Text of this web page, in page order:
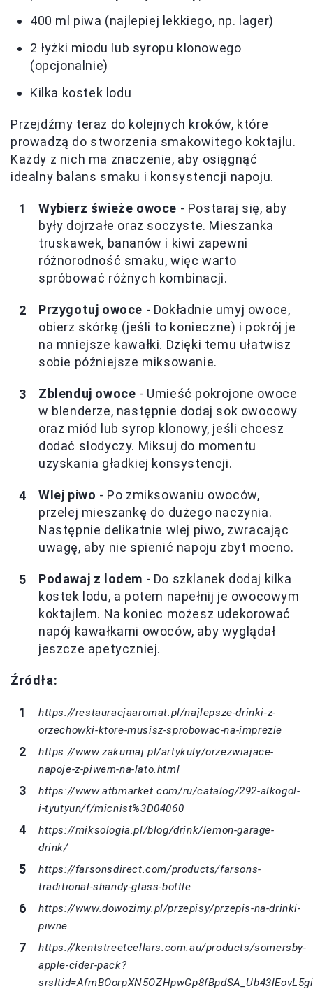
400 ml piwa (najlepiej lekkiego, np. lager)
2 łyżki miodu lub syropu klonowego
(opcjonalnie)
Kilka kostek lodu
Przejdźmy teraz do kolejnych kroków, które
prowadzą do stworzenia smakowitego koktajlu.
Każdy z nich ma znaczenie, aby osiągnąć
idealny balans smaku i konsystencji napoju.
Wybierz świeże owoce - Postaraj się, aby
były dojrzałe oraz soczyste. Mieszanka
truskawek, bananów i kiwi zapewni
różnorodność smaku, więc warto
spróbować różnych kombinacji.
Przygotuj owoce - Dokładnie umyj owoce,
obierz skórkę (jeśli to konieczne) i pokrój je
na mniejsze kawałki. Dzięki temu ułatwisz
sobie późniejsze miksowanie.
Zblenduj owoce - Umieść pokrojone owoce
w blenderze, następnie dodaj sok owocowy
oraz miód lub syrop klonowy, jeśli chcesz
dodać słodyczy. Miksuj do momentu
uzyskania gładkiej konsystencji.
Wlej piwo - Po zmiksowaniu owoców,
przelej mieszankę do dużego naczynia.
Następnie delikatnie wlej piwo, zwracając
uwagę, aby nie spienić napoju zbyt mocno.
Podawaj z lodem - Do szklanek dodaj kilka
kostek lodu, a potem napełnij je owocowym
koktajlem. Na koniec możesz udekorować
napój kawałkami owoców, aby wyglądał
jeszcze apetyczniej.
Źródła:
https://restauracjaaromat.pl/najlepsze-drinki-z-
orzechowki-ktore-musisz-sprobowac-na-imprezie
https://www.zakumaj.pl/artykuly/orzezwiajace-
napoje-z-piwem-na-lato.html
https://www.atbmarket.com/ru/catalog/292-alkogol-
i-tyutyun/f/micnist%3D04060
https://miksologia.pl/blog/drink/lemon-garage-
drink/
https://farsonsdirect.com/products/farsons-
traditional-shandy-glass-bottle
https://www.dowozimy.pl/przepisy/przepis-na-drinki-
piwne
https://kentstreetcellars.com.au/products/somersby-
apple-cider-pack?